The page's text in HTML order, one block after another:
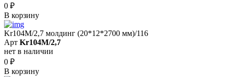
0 ₽
В корзину
Kr104M/2,7 молдинг (20*12*2700 мм)/116
Арт Kr104M/2,7
нет в наличии
0 ₽
В корзину